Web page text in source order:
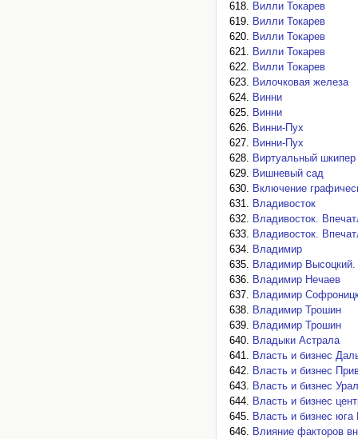
Вилли Токарев
Вилли Токарев
Вилли Токарев
Вилли Токарев
Вилли Токарев
Вилочковая железа
Винни
Винни
Винни-Пух
Винни-Пух
Виртуальный шкипер
Вишневый сад
Включение
Владивосток
Владивосток.
Владивосток.
Владимир
Владимир Высоцкий.
Владимир Нечаев
Владимир
Владимир Трошин
Владимир Трошин
Владыки Астрала
Власть и бизнес
Власть и бизнес
Власть и бизнес
Власть и бизнес
Власть и бизнес юга
Влияние факторов